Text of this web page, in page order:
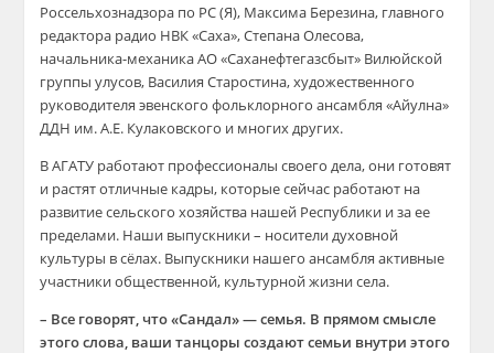
Россельхознадзора по РС (Я), Максима Березина, главного
редактора радио НВК «Саха», Степана Олесова,
начальника-механика АО «Саханефтегазсбыт» Вилюйской
группы улусов, Василия Старостина, художественного
руководителя эвенского фольклорного ансамбля «Айулна»
ДДН им. А.Е. Кулаковского и многих других.
В АГАТУ работают профессионалы своего дела, они готовят
и растят отличные кадры, которые сейчас работают на
развитие сельского хозяйства нашей Республики и за ее
пределами. Наши выпускники – носители духовной
культуры в сёлах. Выпускники нашего ансамбля активные
участники общественной, культурной жизни села.
– Все говорят, что «Сандал» — семья. В прямом смысле
этого слова, ваши танцоры создают семьи внутри этого